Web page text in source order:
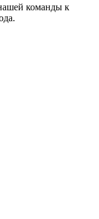
команды к